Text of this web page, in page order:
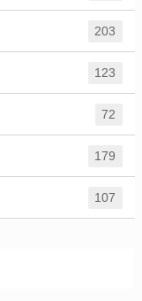
203
123
72
179
107